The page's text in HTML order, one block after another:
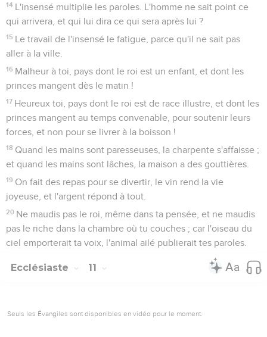
14 L'insensé multiplie les paroles. L'homme ne sait point ce
qui arrivera, et qui lui dira ce qui sera après lui ?
15 Le travail de l'insensé le fatigue, parce qu'il ne sait pas
aller à la ville.
16 Malheur à toi, pays dont le roi est un enfant, et dont les
princes mangent dès le matin !
17 Heureux toi, pays dont le roi est de race illustre, et dont les
princes mangent au temps convenable, pour soutenir leurs
forces, et non pour se livrer à la boisson !
18 Quand les mains sont paresseuses, la charpente s'affaisse ;
et quand les mains sont lâches, la maison a des gouttières.
19 On fait des repas pour se divertir, le vin rend la vie
joyeuse, et l'argent répond à tout.
20 Ne maudis pas le roi, même dans ta pensée, et ne maudis
pas le riche dans la chambre où tu couches ; car l'oiseau du
ciel emporterait ta voix, l'animal ailé publierait tes paroles.
Ecclésiaste 11
Seuls les Évangiles sont disponibles en vidéo pour le moment.